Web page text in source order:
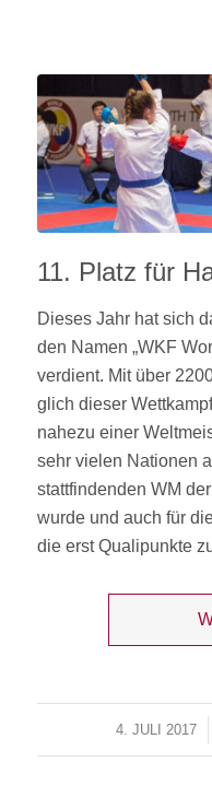
11. Platz für
Dieses Jahr hat sich
den Namen „WKF
verdient. Mit über
glich dieser
nahezu einer
sehr vielen Nationen
stattfindenden WM
wurde und auch für
die erst Qualipunkte
4. JULI 2017
/